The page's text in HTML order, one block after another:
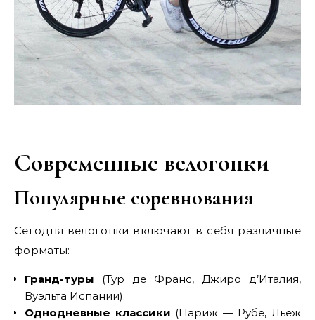
Современные велогонки
Популярные соревнования
Сегодня велогонки включают в себя различные
форматы:
Гранд-туры (Тур де Франс, Джиро д’Италия,
Вуэльта Испании).
Однодневные классики (Париж — Рубе, Льеж